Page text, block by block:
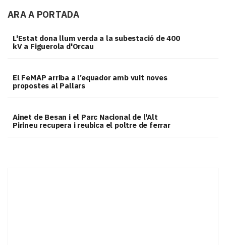
ARA A PORTADA
L'Estat dona llum verda a la subestació de 400
kV a Figuerola d'Orcau
El FeMAP arriba a l’equador amb vuit noves
propostes al Pallars
Ainet de Besan i el Parc Nacional de l'Alt
Pirineu recupera i reubica el poltre de ferrar